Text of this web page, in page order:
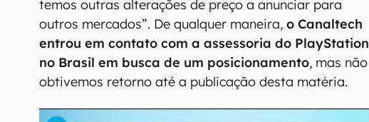
temos outras alterações de preço a anunciar para
outros mercados”. De qualquer maneira,o Canaltech
entrou em contato com a assessoria do PlayStation
no Brasil em busca de um posicionamento, mas não
obtivemos retorno até a publicação desta matéria.